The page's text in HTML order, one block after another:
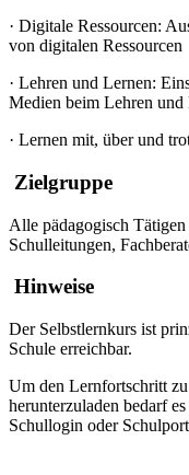
· Digitale Ressourcen:
von digitalen Ressourcen
· Lehren und Lernen:
Medien beim Lehren und
· Lernen mit, über und
Zielgruppe
Alle pädagogisch
Schulleitungen,
Hinweise
Der Selbstlernkurs ist
Schule erreichbar.
Um den Lernfortschritt
herunterzuladen bedarf
Schullogin oder